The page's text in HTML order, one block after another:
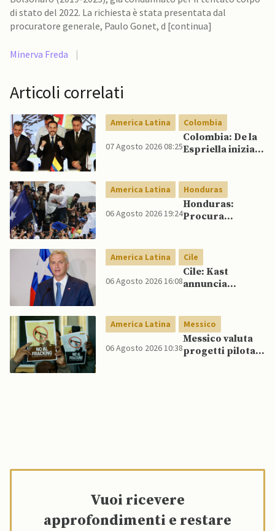
di stato del 2022. La richiesta è stata presentata dal
procuratore generale, Paulo Gonet, d [continua]
Minerva Freda |
Articoli correlati
America Latina Colombia
07 Agosto 2026 08:25
Colombia: De la
Espriella inizia il
America Latina Honduras
06 Agosto 2026 19:24
Honduras:
Procura
presidente
America Latina Cile
06 Agosto 2026 16:08
Cile: Kast
annuncia
per rafforzare la
sicurezza
America Latina Messico
06 Agosto 2026 10:38
Messico valuta
progetti pilota
Vuoi ricevere
approfondimenti e restare